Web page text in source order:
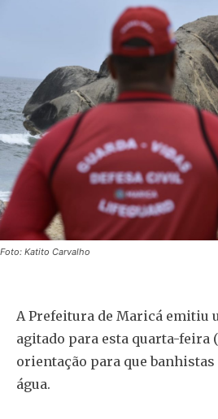
Foto: Katito Carvalho
A Prefeitura de Maricá emitiu
agitado para esta quarta-feira
orientação para que
água.